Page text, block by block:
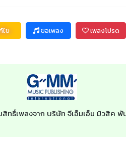
ไข ขอเพลง เพลงโปรด
ทธิ์เพลงจาก บริษัท จีเอ็มเอ็ม มิวสิค